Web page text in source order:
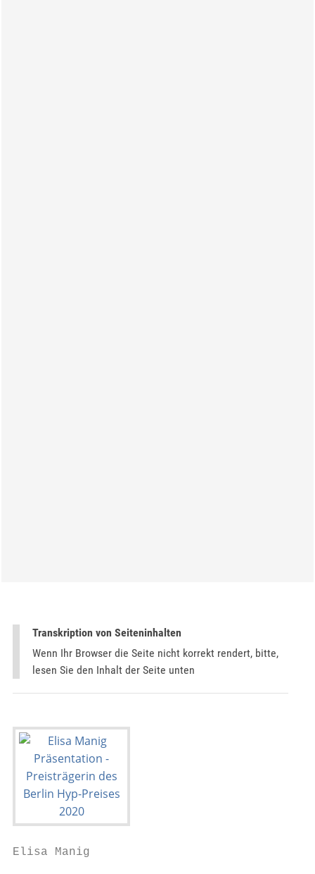
Transkription von Seiteninhalten
Wenn Ihr Browser die Seite nicht korrekt rendert, bitte,
lesen Sie den Inhalt der Seite unten
Elisa Manig